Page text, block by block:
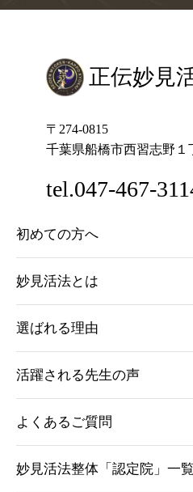
正伝妙見
〒274-0815
千葉県船橋市西習志野１
tel.047-467-
初めての方へ
妙見活法とは
選ばれる理由
活躍される先生の声
よくあるご質問
妙見活法整体「認定院」一覧